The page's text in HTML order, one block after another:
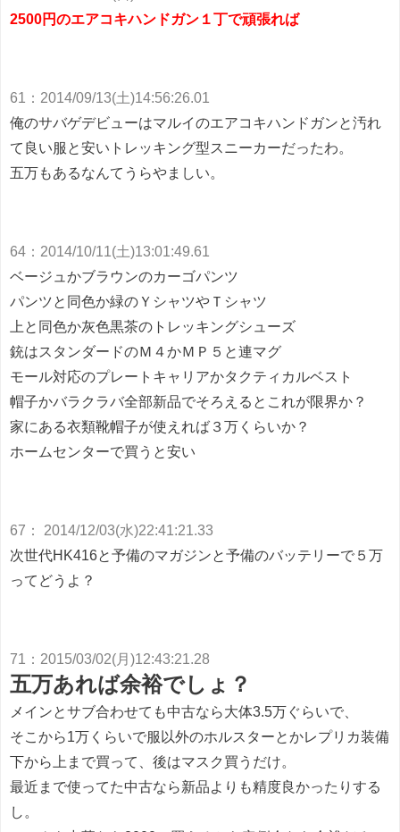
2500円のエアコキハンドガン１丁で頑張れば
61 ： 2014/09/13(土)14:56:26.01
俺のサバゲデビューはマルイのエアコキハンドガンと汚れ
て良い服と安いトレッキング型スニーカーだったわ。
五万もあるなんてうらやましい。
64 ： 2014/10/11(土)13:01:49.61
ベージュかブラウンのカーゴパンツ
パンツと同色か緑のＹシャツやＴシャツ
上と同色か灰色黒茶のトレッキングシューズ
銃はスタンダードのＭ４かＭＰ５と連マグ
モール対応のプレートキャリアかタクティカルベスト
帽子かバラクラバ全部新品でそろえるとこれが限界か？
家にある衣類靴帽子が使えれば３万くらいか？
ホームセンターで買うと安い
67 ： 2014/12/03(水)22:41:21.33
次世代HK416と予備のマガジンと予備のバッテリーで５万
ってどうよ？
71 ： 2015/03/02(月)12:43:21.28
五万あれば余裕でしょ？
メインとサブ合わせても中古なら大体3.5万ぐらいで、
そこから1万くらいで服以外のホルスターとかレプリカ装備
下から上まで買って、後はマスク買うだけ。
最近まで使ってた中古なら新品よりも精度良かったりする
し。